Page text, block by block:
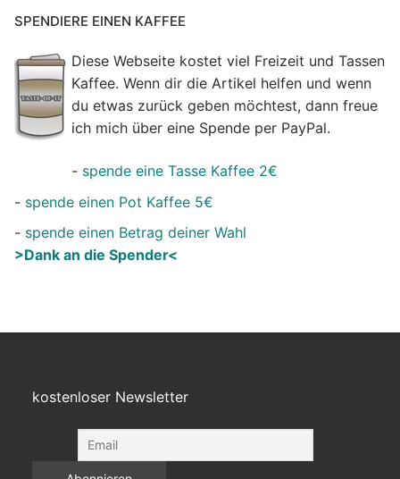
SPENDIERE EINEN KAFFEE
Diese Webseite kostet viel Freizeit und Tassen
Kaffee. Wenn dir die Artikel helfen und wenn
du etwas zurück geben möchtest, dann freue
ich mich über eine Spende per PayPal.
- spende eine Tasse Kaffee 2€
- spende einen Pot Kaffee 5€
- spende einen Betrag deiner Wahl
>Dank an die Spender<
kostenloser Newsletter